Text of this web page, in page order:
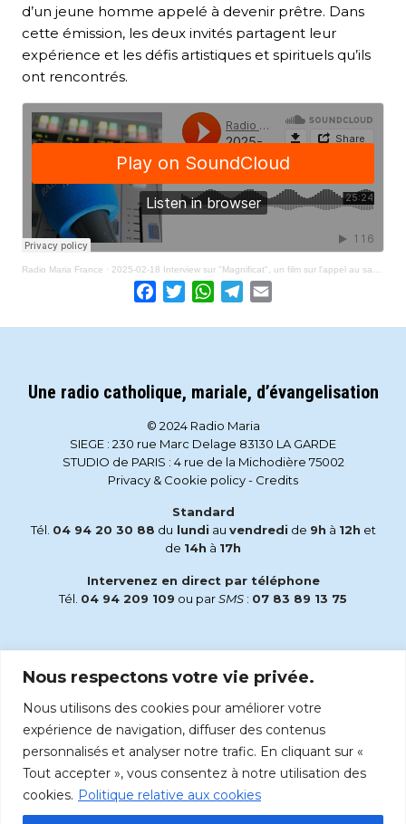
Nous respectons votre vie privée.
Nous utilisons des cookies pour améliorer votre
expérience de navigation, diffuser des contenus
personnalisés et analyser notre trafic. En cliquant sur «
Tout accepter », vous consentez à notre utilisation des
cookies. Politique relative aux cookies
d’un jeune homme appelé à devenir prêtre. Dans
cette émission, les deux invités partagent leur
expérience et les défis artistiques et spirituels qu’ils
ont rencontrés.
Radio Maria France · 2025-02-18 Interview sur "Magnificat", un film sur l'appel au sacerdoce
Facebook
TwitterWhatsApp
Telegram
Une radio catholique, mariale, d’évangelisation
© 2024 Radio Maria
SIEGE : 230 rue Marc Delage 83130 LA GARDE
STUDIO de PARIS : 4 rue de la Michodière 75002
Privacy & Cookie policy- Credits
Standard
Tél. 04 94 20 30 88 du lundi au vendredi de 9h à 12h et
de 14h à 17h
Intervenez en direct par téléphone
Tél. 04 94 209 109 ou parSMS : 07 83 89 13 75
accueil@radiomaria.fr
Écoutez Radio Maria sur :